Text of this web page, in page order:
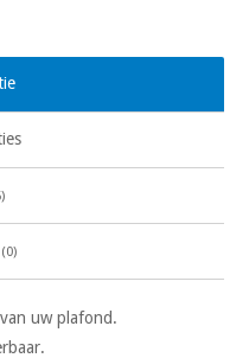
(0)
uw plafond.